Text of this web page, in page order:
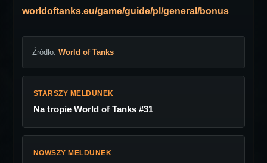
worldoftanks.eu/game/guide/pl/general/bonus
Źródło: World of Tanks
STARSZY MELDUNEK
Na tropie World of Tanks #31
NOWSZY MELDUNEK